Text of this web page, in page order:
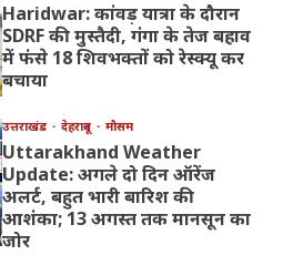
Haridwar: कांवड़ यात्रा के दौरान
SDRF की मुस्तैदी, गंगा के तेज बहाव
में फंसे 18 शिवभक्तों को रेस्क्यू कर
बचाया
उत्तराखंड देहरादून मौसम
Uttarakhand Weather
Update: अगले दो दिन ऑरेंज
अलर्ट, बहुत भारी बारिश की
आशंका; 13 अगस्त तक मानसून का
जोर